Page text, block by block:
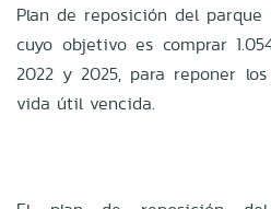
Plan de reposición del parque
cuyo objetivo es comprar
2022 y 2025, para reponer
vida útil vencida.